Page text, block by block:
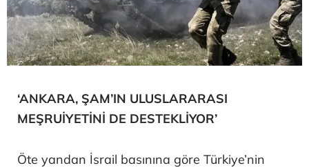
‘ANKARA, ŞAM’IN ULUSLARARASI
MEŞRUİYETİNİ DE DESTEKLİYOR’
Öte yandan İsrail basınına göre Türkiye’nin